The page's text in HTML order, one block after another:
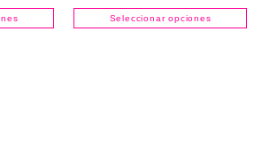
Seleccionar opciones